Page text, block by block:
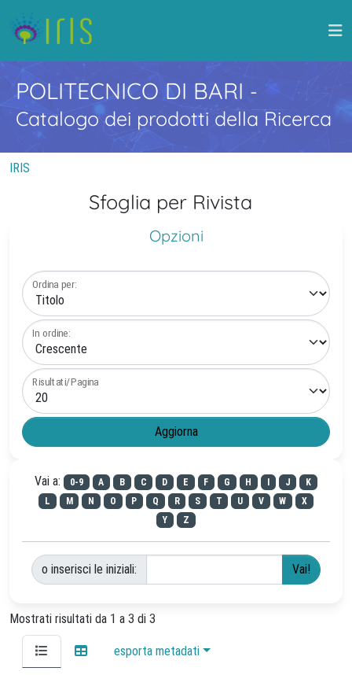
POLITECNICO DI BARI -
Catalogo dei prodotti della Ricerca
IRIS
Sfoglia per Rivista
Opzioni
Ordina per:
In ordine:
Risultati/Pagina
Vai a: 0-9 A B C D E F G H J
K
L
M N O P Q R S T U V W
X
Y
Z
o inserisci le iniziali:
Mostrati risultati da 1 a 3 di 3
esporta metadati